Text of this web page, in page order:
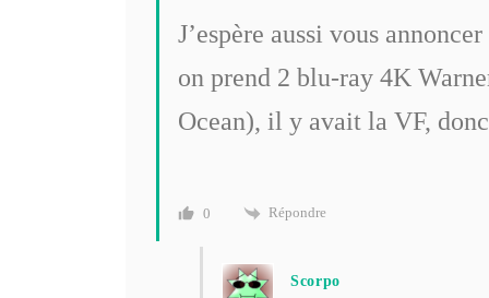
J’espère aussi vous
on prend 2 blu-ray 4K
Ocean), il y avait la VF,
0 Répondre
Scorpo